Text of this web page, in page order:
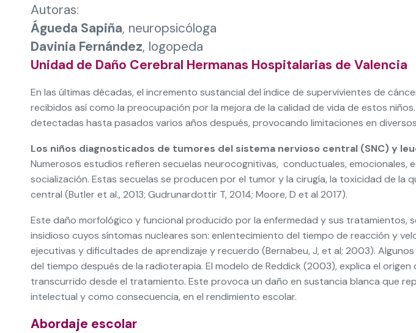
Autoras:
Águeda Sapiña, neuropsicóloga
Davinia Fernández, logopeda
Unidad de Daño Cerebral Hermanas Hospitalarias de Valencia
En las últimas décadas, el incremento sustancial del índice de supervivientes de
recibidos así como la preocupación por la mejora de la calidad de vida de estos
detectadas hasta pasados varios años después, provocando limitaciones en
Los niños diagnosticados de tumores del sistema nervioso central (SNC) y
Numerosos estudios refieren secuelas neurocognitivas, conductuales,
socialización. Estas secuelas se producen por el tumor y la cirugía, la toxicidad de
central (Butler et al., 2013; Gudrunardottir T, 2014; Moore, D et al 2017).
Este daño morfológico y funcional producido por la enfermedad y sus
insidioso cuyos síntomas nucleares son: enlentecimiento del tiempo de reacción y
ejecutivas y dificultades de aprendizaje y recuerdo (Bernabeu, J, et al; 2003).
del tiempo después de la radioterapia. El modelo de Reddick (2003), explica el
transcurrido desde el tratamiento. Este provoca un daño en sustancia blanca que
intelectual y como con­secuencia, en el rendimiento escolar.
Abordaje escolar